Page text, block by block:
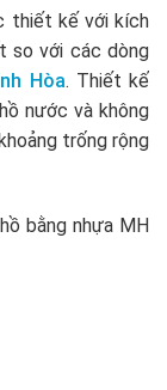
thiết kế với kích
so với các dòng
Hòa. Thiết kế
nước và không
trống rộng
bằng nhựa MH